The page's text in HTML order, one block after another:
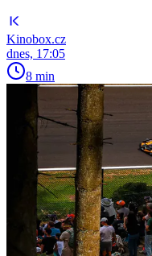
Kinobox.cz
dnes, 17:05
8 min